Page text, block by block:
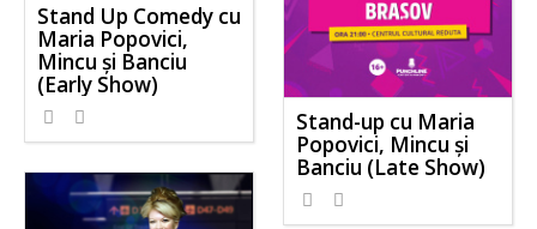
Stand Up Comedy cu
Maria Popovici,
Mincu și Banciu
(Early Show)
Stand-up cu Maria
Popovici, Mincu și
Banciu (Late Show)